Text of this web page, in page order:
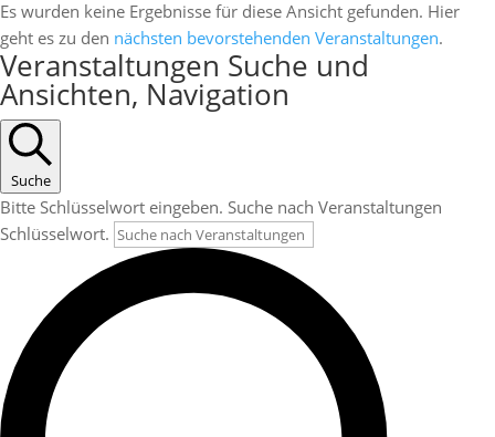
Es wurden keine Ergebnisse für diese Ansicht gefunden. Hier
geht es zu den nächsten bevorstehenden Veranstaltungen.
Veranstaltungen Suche und
Ansichten, Navigation
Suche
Bitte Schlüsselwort eingeben. Suche nach Veranstaltungen
Schlüsselwort.